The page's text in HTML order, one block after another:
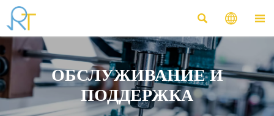
  
ОБСЛУЖИВАНИЕ И
ПОДДЕРЖКА